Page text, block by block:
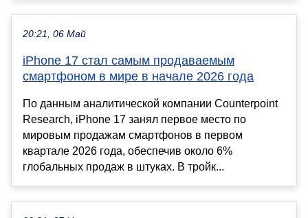
20:21, 06 Май
iPhone 17 стал самым продаваемым
смартфоном в мире в начале 2026 года
По данным аналитической компании Counterpoint
Research, iPhone 17 занял первое место по
мировым продажам смартфонов в первом
квартале 2026 года, обеспечив около 6%
глобальных продаж в штуках. В тройк...